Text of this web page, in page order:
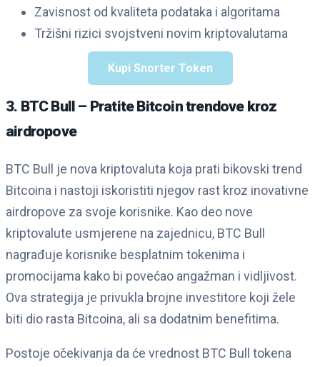
Zavisnost od kvaliteta podataka i algoritama
Tržišni rizici svojstveni novim kriptovalutama
Kupi Snorter Token
3. BTC Bull – Pratite Bitcoin trendove kroz
airdropove
BTC Bull je nova kriptovaluta koja prati bikovski trend
Bitcoina i nastoji iskoristiti njegov rast kroz inovativne
airdropove za svoje korisnike. Kao deo nove
kriptovalute usmjerene na zajednicu, BTC Bull
nagrađuje korisnike besplatnim tokenima i
promocijama kako bi povećao angažman i vidljivost.
Ova strategija je privukla brojne investitore koji žele
biti dio rasta Bitcoina, ali sa dodatnim benefitima.
Postoje očekivanja da će vrednost BTC Bull tokena